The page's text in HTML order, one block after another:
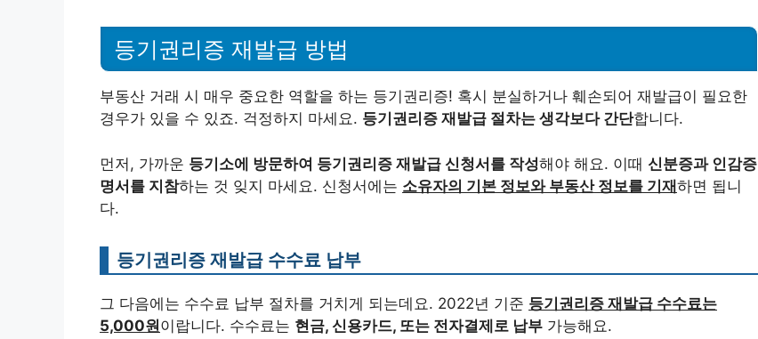
등기권리증 재발급 방법
부동산 거래 시 매우 중요한 역할을 하는 등기권리증! 혹시 분실하거나 훼손되어 재발급이 필요한
경우가 있을 수 있죠. 걱정하지 마세요. 등기권리증 재발급 절차는 생각보다 간단합니다.
먼저, 가까운 등기소에 방문하여 등기권리증 재발급 신청서를 작성해야 해요. 이때 신분증과 인감증
명서를 지참하는 것 잊지 마세요. 신청서에는 소유자의 기본 정보와 부동산 정보를 기재하면 됩니
다.
등기권리증 재발급 수수료 납부
그 다음에는 수수료 납부 절차를 거치게 되는데요. 2022년 기준 등기권리증 재발급 수수료는
5,000원이랍니다. 수수료는 현금, 신용카드, 또는 전자결제로 납부 가능해요.